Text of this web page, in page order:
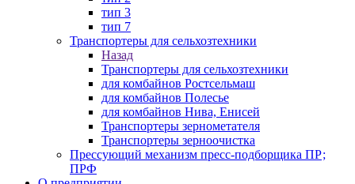
тип 3
тип 7
Транспортеры для сельхозтехники
Назад
Транспортеры для сельхозтехники
для комбайнов Ростсельмаш
для комбайнов Полесье
для комбайнов Нива, Енисей
Транспортеры зернометателя
Транспортеры зерноочистка
Прессующий механизм пресс-подборщика ПР;
ПРФ